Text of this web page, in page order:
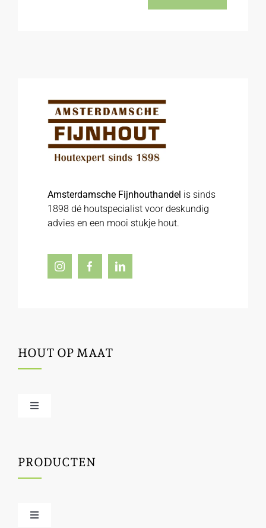
Amsterdamsche Fijnhouthandel is sinds
1898 dé houtspecialist voor deskundig
advies en een mooi stukje hout.
HOUT OP MAAT
Toggle
Houtbewerking
Houtinfo
PRODUCTEN
Toggle